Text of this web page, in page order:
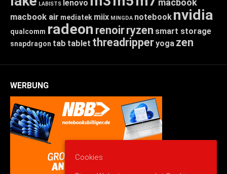
LABISTS lenovo macbook
macbook air mediatek miix MINGDA notebook nvidia
qualcomm radeon renoirryzen smart storage
snapdragon tab tablet threadripperyoga zen
WERBUNG
Cookies